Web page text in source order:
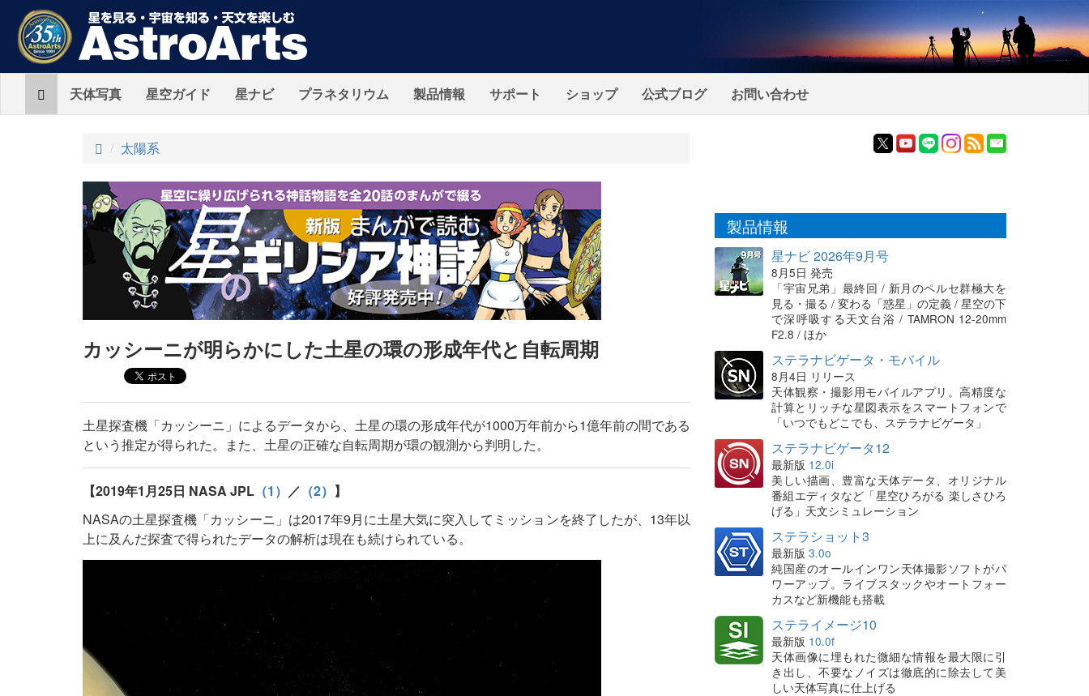
Home天体写真 星空ガイド 星ナビ プラネタリウム 製品情報 サポート ショップ 公式ブログ お問い合わせ
ト
プ
太陽系
カッシーニが明らかにした土星の環の形成年代と自転周期
土星探査機「カッシーニ」によるデータから、土星の環の形成年代が1000万年前から1億年前の間である
という推定が得られた。また、土星の正確な自転周期が環の観測から判明した。
【2019年1月25日 NASA JPL （1） ／ （2） 】
NASAの土星探査機「カッシーニ」は2017年9月に土星大気に突入してミッションを終了したが、13年以
上に及んだ探査で得られたデータの解析は現在も続けられている。
製品情報
星ナビ 2026年9月号
8月5日 発売
「宇宙兄弟」最終回 / 新月のペルセ群極大を
見る・撮る / 変わる「惑星」の定義 / 星空の下
で深呼吸する天文台浴 / TAMRON 12-20mm
F2.8 / ほか
ステラナビゲータ・モバイル
8月4日 リリース
天体観察・撮影用モバイルアプリ。高精度な
計算とリッチな星図表示をスマートフォンで
「いつでもどこでも、ステラナビゲータ」
ステラナビゲータ12
最新版 12.0i
美しい描画、豊富な天体データ、オリジナル
番組エディタなど「星空ひろがる 楽しさひろ
げる」天文シミュレーション
ステラショット3
最新版 3.0o
純国産のオールインワン天体撮影ソフトがパ
ワーアップ。ライブスタックやオートフォー
カスなど新機能も搭載
ステライメージ10
最新版 10.0f
天体画像に埋もれた微細な情報を最大限に引
き出し、不要なノイズは徹底的に除去して美
しい天体写真に仕上げる